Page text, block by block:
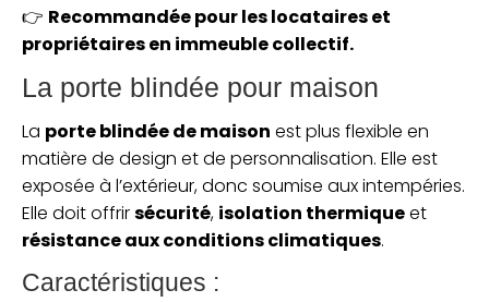
👉 Recommandée pour les locataires et
propriétaires en immeuble collectif.
La porte blindée pour maison
La porte blindée de maison est plus flexible en
matière de design et de personnalisation. Elle est
exposée à l’extérieur, donc soumise aux intempéries.
Elle doit offrirsécurité, isolation thermiqueet
résistance aux conditions climatiques.
Caractéristiques :